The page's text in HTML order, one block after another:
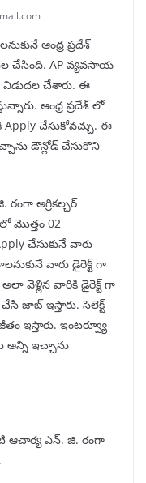
ఆంధ్ర ప్రదేశ్
చేసింది. AP వ్యవసాయ
చేశారు. ఈ
ఆంధ్ర ప్రదేశ్ లో
చేసుకోవచ్చు. ఈ
డౌన్లోడ్ చేసుకొని
రంగా అగ్రికల్చర్
మొత్తం 02
చేసుకునే వారు
వారు డైరెక్ట్ గా
వెళ్లిన వారికి డైరెక్ట్ గా
జాబ్ ఇస్తారు. సెలెక్ట్
ఇస్తారు. ఇంటర్వ్యూ
అన్ని ఇచ్చాను
ఆచార్య ఎన్. జి. రంగా